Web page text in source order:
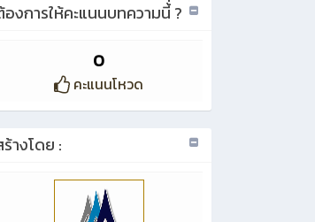
องการให้คะแนนบทความนี้่ ?
0
คะแนนโหวด
างโดย :